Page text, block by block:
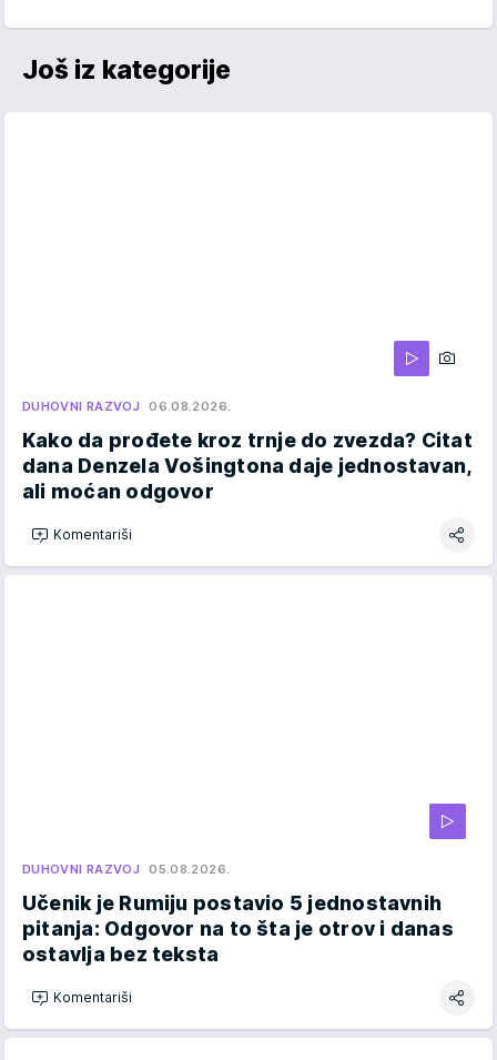
Još iz kategorije
DUHOVNI RAZVOJ 06.08.2026.
Kako da prođete kroz trnje do zvezda? Citat
dana Denzela Vošingtona daje jednostavan,
ali moćan odgovor
Komentariši
DUHOVNI RAZVOJ 05.08.2026.
Učenik je Rumiju postavio 5 jednostavnih
pitanja: Odgovor na to šta je otrov i danas
ostavlja bez teksta
Komentariši